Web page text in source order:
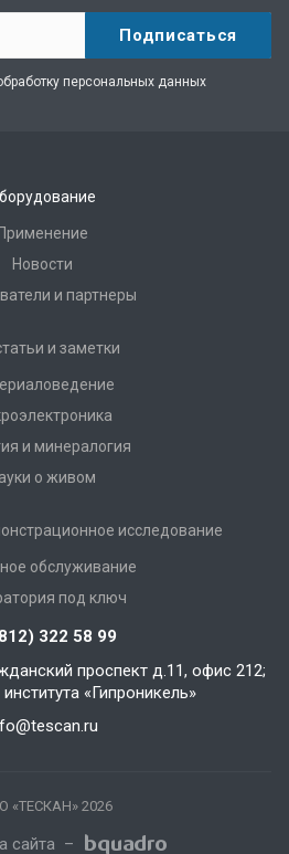
персональных данных
Применение
Новости
и партнеры
и заметки
и минералогия
о живом
исследование
обслуживание
под ключ
322 58 99
проспект д.11, офис 212;
«Гипроникель»
«‎ТЕСКАН» 2026
сайта –